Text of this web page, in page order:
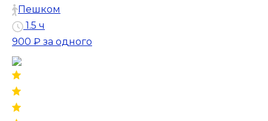
Пешком
1.5 ч
900 ₽ за одного